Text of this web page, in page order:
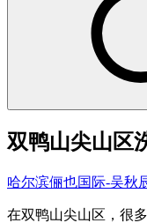
双鸭山尖山区
哈尔滨俪也国际-吴秋
在双鸭山尖山区，很